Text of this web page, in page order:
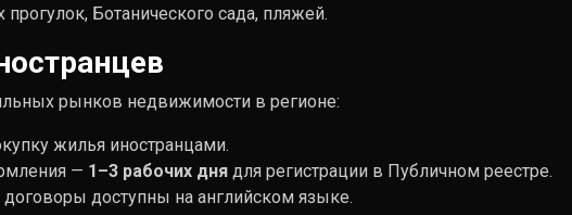
Ботанического сада, пляжей.
рынков недвижимости в регионе:
жилья иностранцами.
— 1–3 рабочих дня для регистрации в Публичном реестре.
договоры доступны на английском языке.